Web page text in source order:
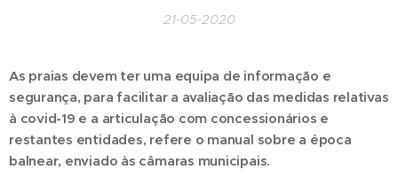
21-05-2020
As praias devem ter uma equipa de informação e
segurança, para facilitar a avaliação das medidas relativas
à covid-19 e a articulação com concessionários e
restantes entidades, refere o manual sobre a época
balnear, enviado às câmaras municipais.